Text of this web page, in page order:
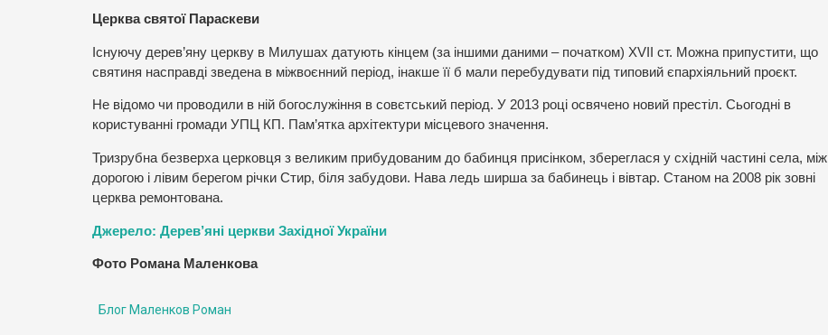
Церква святої Параскеви
Існуючу дерев’яну церкву в Милушах датують кінцем (за іншими даними – початком) XVII ст. Можна припустити, що
святиня насправді зведена в міжвоєнний період, інакше її б мали перебудувати під типовий єпархіяльний проєкт.
Не відомо чи проводили в ній богослужіння в совєтський період. У 2013 році освячено новий престіл. Сьогодні в
користуванні громади УПЦ КП. Пам’ятка архітектури місцевого значення.
Тризрубна безверха церковця з великим прибудованим до бабинця присінком, збереглася у східній частині села, між
дорогою і лівим берегом річки Стир, біля забудови. Нава ледь ширша за бабинець і вівтар. Станом на 2008 рік зовні
церква ремонтована.
Джерело: Дерев’яні церкви Західної України
Фото Романа Маленкова
Блог Маленков Роман